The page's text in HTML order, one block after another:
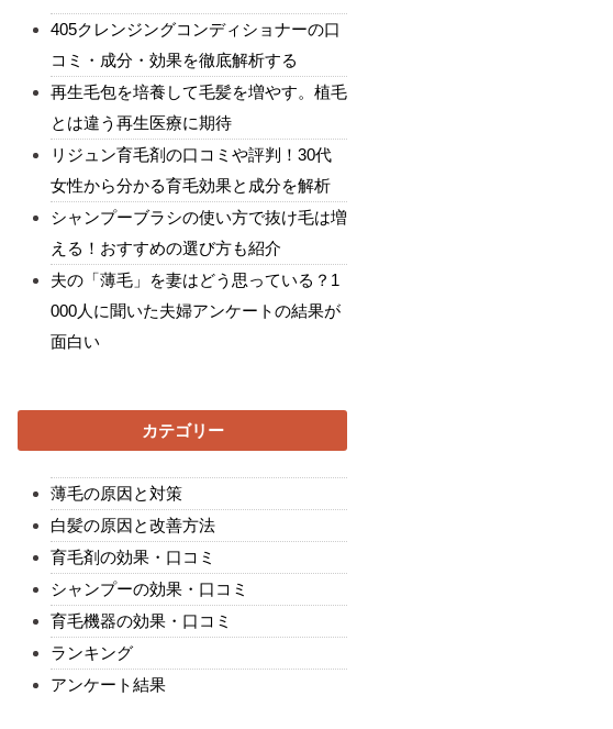
405クレンジングコンディショナーの口
コミ・成分・効果を徹底解析する
再生毛包を培養して毛髪を増やす。植毛
とは違う再生医療に期待
リジュン育毛剤の口コミや評判！30代
女性から分かる育毛効果と成分を解析
シャンプーブラシの使い方で抜け毛は増
える！おすすめの選び方も紹介
夫の「薄毛」を妻はどう思っている？1
000人に聞いた夫婦アンケートの結果が
面白い
カテゴリー
薄毛の原因と対策
白髪の原因と改善方法
育毛剤の効果・口コミ
シャンプーの効果・口コミ
育毛機器の効果・口コミ
ランキング
アンケート結果